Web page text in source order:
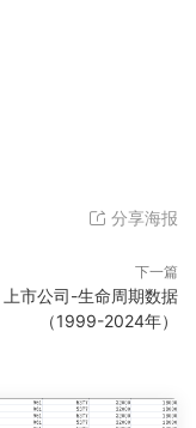
分享海报
下一篇
上市公司-生命周期数据
（1999-2024年）